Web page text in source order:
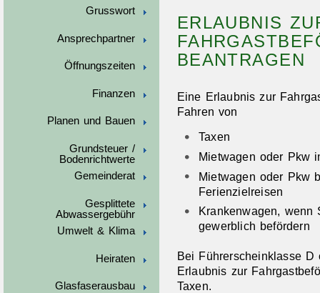
Grusswort
Ansprechpartner
Öffnungszeiten
Finanzen
Planen und Bauen
Grundsteuer /
Bodenrichtwerte
Gemeinderat
Gesplittete
Abwassergebühr
Umwelt & Klima
Heiraten
Glasfaserausbau
ERLAUBNIS
BEANTRAGEN
Eine Erlaubnis zur
Fahren von
Taxen
Mietwagen oder Pkw
Mietwagen oder Pkw
Ferienzielreisen
Krankenwagen,
gewerblich befördern
Bei Führerscheinklasse
Erlaubnis zur
Taxen.